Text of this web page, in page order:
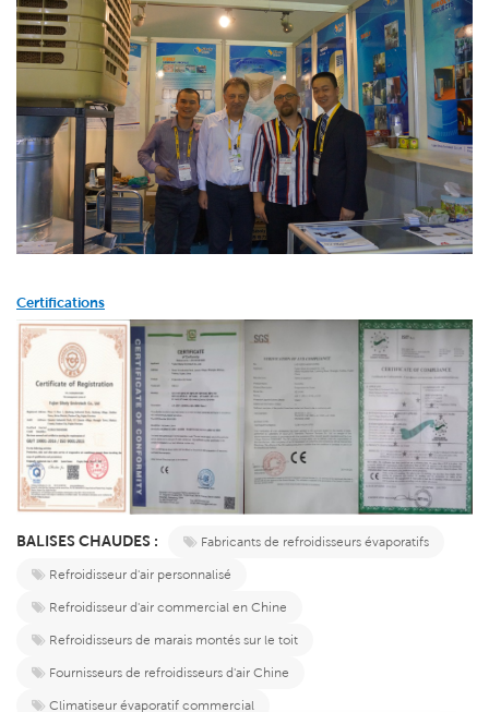
Certifications
BALISES CHAUDES :
Fabricants de refroidisseurs évaporatifs
Refroidisseur d'air personnalisé
Refroidisseur d'air commercial en Chine
Refroidisseurs de marais montés sur le toit
Fournisseurs de refroidisseurs d'air Chine
Climatiseur évaporatif commercial